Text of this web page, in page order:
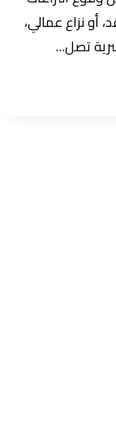
أو نزاع عمالي،
تصل…